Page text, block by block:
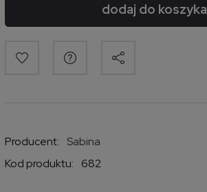
dodaj do koszyka
Producent:
Sabina
Kod produktu:
682